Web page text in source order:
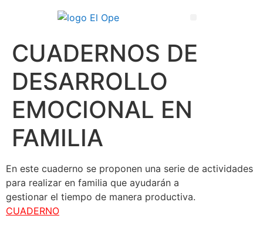
CUADERNOS DE
DESARROLLO
EMOCIONAL EN
FAMILIA
En este cuaderno se proponen una serie de actividades
para realizar en familia que ayudarán a
gestionar el tiempo de manera productiva.
CUADERNO